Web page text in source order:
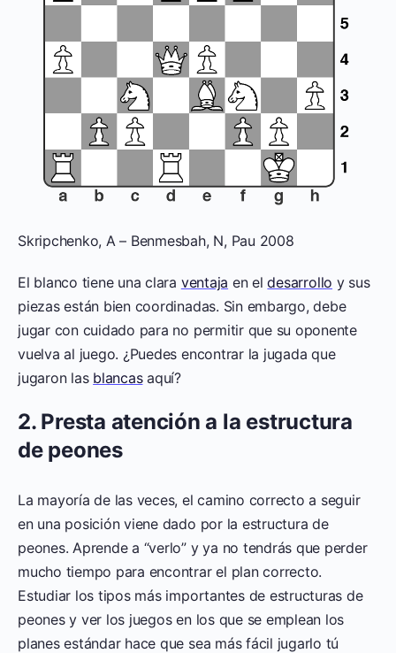
Skripchenko, A – Benmesbah, N, Pau 2008
El blanco tiene una clara ventaja en eldesarrollo y sus
piezas están bien coordinadas. Sin embargo, debe
jugar con cuidado para no permitir que su oponente
vuelva al juego. ¿Puedes encontrar la jugada que
jugaron las blancasaquí?
2. Presta atención a la estructura
de peones
La mayoría de las veces, el camino correcto a seguir
en una posición viene dado por la estructura de
peones. Aprende a “verlo” y ya no tendrás que perder
mucho tiempo para encontrar el plan correcto.
Estudiar los tipos más importantes de estructuras de
peones y ver los juegos en los que se emplean los
planes estándar hace que sea más fácil jugarlo tú